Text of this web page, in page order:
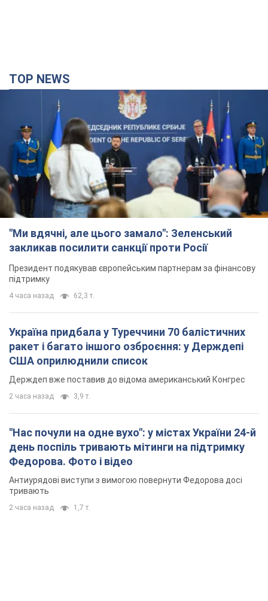
TOP NEWS
"Ми вдячні, але цього замало": Зеленський
закликав посилити санкції проти Росії
Президент подякував європейським партнерам за фінансову
підтримку
4 часа назад 62,3 т.
Україна придбала у Туреччини 70 балістичних
ракет і багато іншого озброєння: у Держдепі
США оприлюднили список
Держдеп вже поставив до відома американський Конгрес
2 часа назад 3,9 т.
"Нас почули на одне вухо": у містах України 24-й
день поспіль тривають мітинги на підтримку
Федорова. Фото і відео
Антиурядові виступи з вимогою повернути Федорова досі
тривають
2 часа назад 1,7 т.